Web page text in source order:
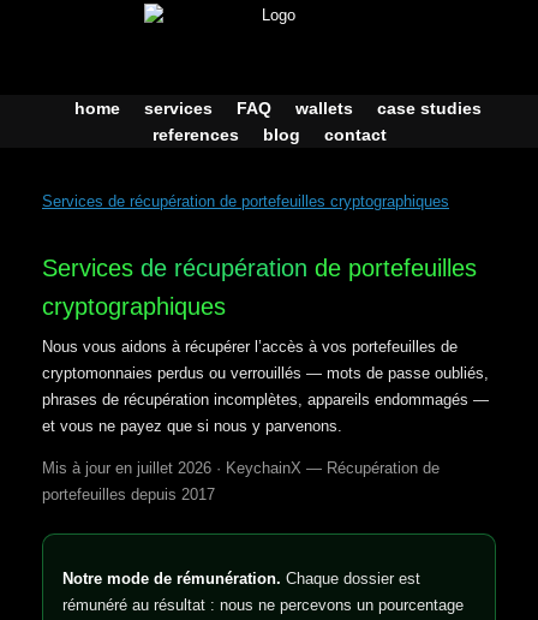
home services FAQ wallets
case studies
references
blog contact
Services de récupération de portefeuilles cryptographiques
Services de récupération de portefeuilles
cryptographiques
Nous vous aidons à récupérer l’accès à vos portefeuilles de
cryptomonnaies perdus ou verrouillés — mots de passe oubliés,
phrases de récupération incomplètes, appareils endommagés —
et vous ne payez que si nous y parvenons.
Mis à jour en juillet 2026 · KeychainX — Récupération de
portefeuilles depuis 2017
Notre mode de rémunération. Chaque dossier est
rémunéré au résultat : nous ne percevons un pourcentage